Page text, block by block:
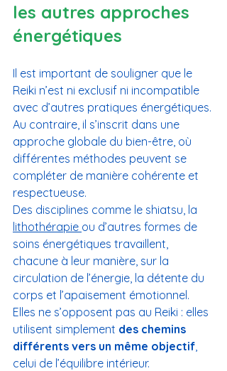
les autres approches
énergétiques
Il est important de souligner que le
Reiki n’est ni exclusif ni incompatible
avec d’autres pratiques énergétiques.
Au contraire, il s’inscrit dans une
approche globale du bien-être, où
différentes méthodes peuvent se
compléter de manière cohérente et
respectueuse.
Des disciplines comme le shiatsu, la
lithothérapie ou d’autres formes de
soins énergétiques travaillent,
chacune à leur manière, sur la
circulation de l’énergie, la détente du
corps et l’apaisement émotionnel.
Elles ne s’opposent pas au Reiki : elles
utilisent simplement des chemins
différents vers un même objectif
celui de l’équilibre intérieur.